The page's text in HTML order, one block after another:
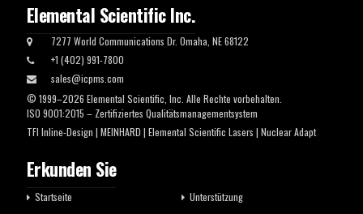
Elemental Scientific Inc.
7277 World Communications Dr. Omaha, NE 68122
+1 (402) 991-7800
sales@icpms.com
© 1999–2026 Elemental Scientific, Inc. Alle Rechte vorbehalten.
ISO 9001:2015 – Zertifiziertes Qualitätsmanagementsystem
TFI Inline-Design | MEINHARD | Elemental Scientific Lasers | Nuclear Adapt
Erkunden Sie
Startseite Unterstützung